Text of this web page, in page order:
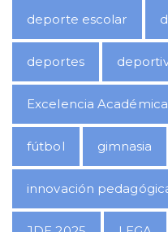
deporte escolar
deportes
Excelencia Académica
fútbol gimnasia
innovación